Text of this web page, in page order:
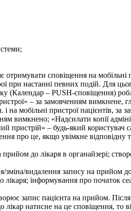
сповіщення на мобільні
настанні певних подій. Для
(Календар – PUSH-сповіщення)
– за замовченням вимкнене,
на мобільні пристрої пацієнтів,
вимкнено; «Надсилати копії
– будь-який користувач
про це, якщо увімкне відповідну
до лікаря в органайзері;
видалення запису на прийом до
інформування про початок
запис пацієнта на прийом.
натисне на це сповіщення, то